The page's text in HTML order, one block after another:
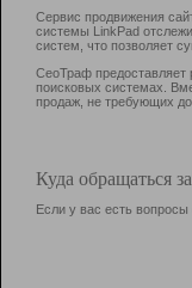
Сервис продвижения
системы LinkPad
систем, что позволяет
СеоТраф предоставляет
поисковых системах.
продаж, не требующих
Куда обращаться
Если у вас есть